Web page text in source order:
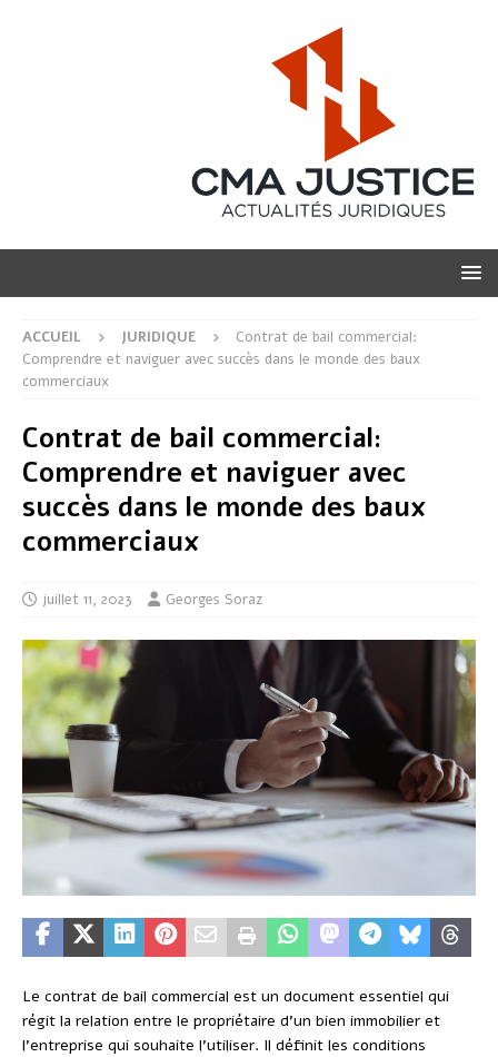
ACCUEIL JURIDIQUE
Contrat de bail commercial:
Comprendre et naviguer avec succès dans le monde des baux
commerciaux
Contrat de bail commercial:
Comprendre et naviguer avec
succès dans le monde des baux
commerciaux
juillet 11, 2023 Georges Soraz
Le contrat de bail commercial est un document essentiel qui
régit la relation entre le propriétaire d’un bien immobilier et
l’entreprise qui souhaite l’utiliser. Il définit les conditions